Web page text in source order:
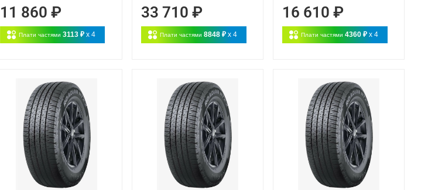
11 860 ₽
Плати частями 3113 ₽ x 4
33 710 ₽
Плати частями 8848 ₽ x 4
16 610 ₽
Плати частями 4360 ₽ x 4